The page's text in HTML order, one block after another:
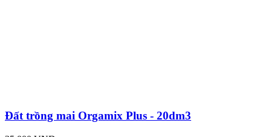
Đất trồng mai Orgamix Plus - 20dm3